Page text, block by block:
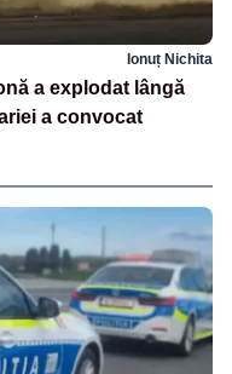
Ionuț Nichita
a explodat lângă
a convocat